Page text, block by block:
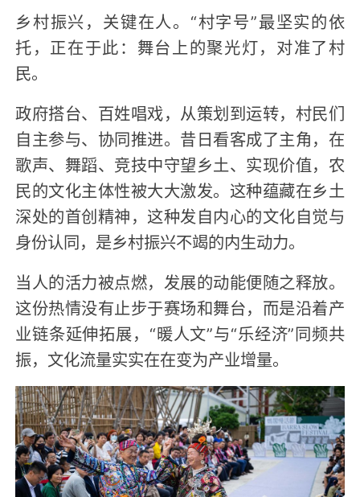
乡村振兴，关键在人。“村字号”最坚实的依
托，正在于此：舞台上的聚光灯，对准了村
民。
政府搭台、百姓唱戏，从策划到运转，村民们
自主参与、协同推进。昔日看客成了主角，在
歌声、舞蹈、竞技中守望乡土、实现价值，农
民的文化主体性被大大激发。这种蕴藏在乡土
深处的首创精神，这种发自内心的文化自觉与
身份认同，是乡村振兴不竭的内生动力。
当人的活力被点燃，发展的动能便随之释放。
这份热情没有止步于赛场和舞台，而是沿着产
业链条延伸拓展，“暖人文”与“乐经济”同频共
振，文化流量实实在在变为产业增量。